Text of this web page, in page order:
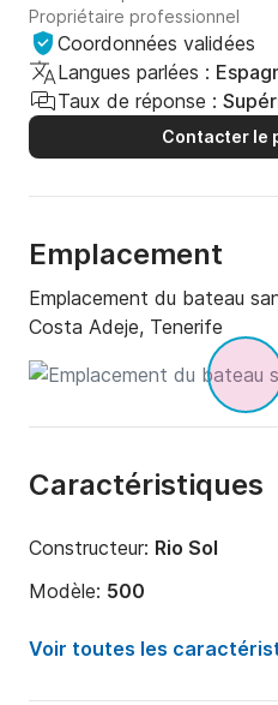
Propriétaire professionnel
Coordonnées validées
Langues parlées :
Taux de réponse :
Contacter le
Emplacement
Emplacement du bateau
Costa Adeje, Tenerife
Caractéristiques
Constructeur: Rio Sol
Modèle: 500
Puissance moteur:
Voir toutes les